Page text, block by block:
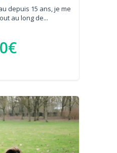
depuis 15 ans, je me
au long de...